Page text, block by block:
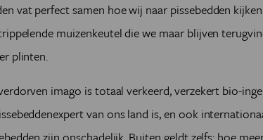
vat perfect samen hoe wij naar pissebedden
muizenkeutel die we maar blijven
plinten.
imago is totaal verkeerd, verzekert bio-
van ons land is, en ook